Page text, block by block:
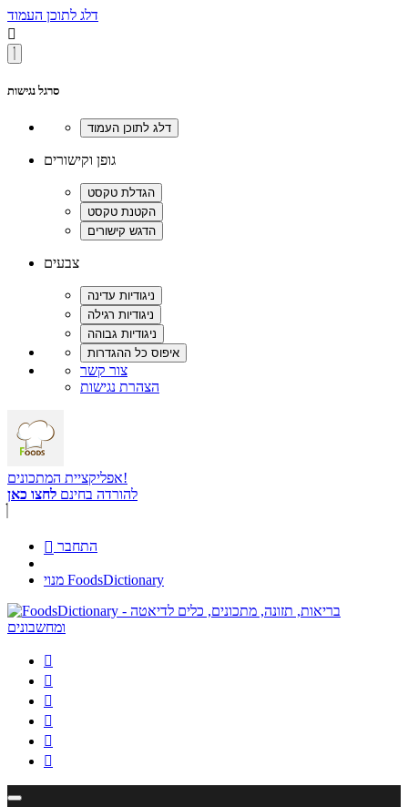
דלג לתוכן העמוד

סרגל נגישות
גופן וקישורים
צבעים
צור קשר
הצהרת נגישות
אפליקציית המתכונים!
להורדה בחינם לחצו כאן
 התחבר
מנוי FoodsDictionary





